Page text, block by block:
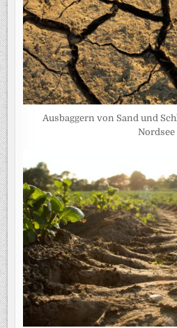
Ausbaggern von Sand und
Nordsee